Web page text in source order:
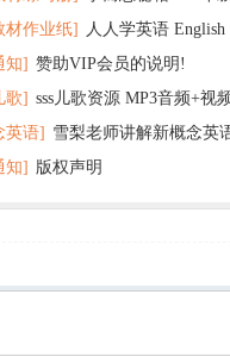
全册 百度网盘
材作业纸] 人人学英语
度网盘下载
知] 赞助VIP会员的说明!
歌] sss儿歌资源 MP3音频+视
网盘下载
英语] 雪梨老师讲解新概念英
知] 版权声明